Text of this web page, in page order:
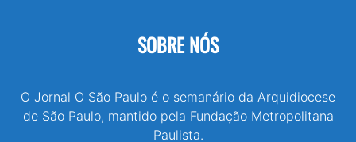
SOBRE NÓS
O Jornal O São Paulo é o semanário da Arquidiocese
de São Paulo, mantido pela Fundação Metropolitana
Paulista.